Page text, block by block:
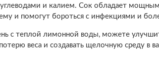
и калием. Сок обладает
и помогут бороться с инфекциями и
с теплой лимонной воды, можете
веса и создавать щелочную среду в